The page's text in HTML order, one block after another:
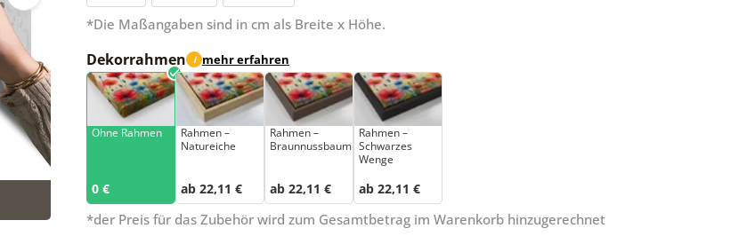
*Die Maßangaben sind in cm als Breite x Höhe.
Dekorrahmen i mehr erfahren
Ohne Rahmen
0 €
Rahmen –
Natureiche
ab 22,11 €
Rahmen –
Braunnussbaum
ab 22,11 €
Rahmen –
Schwarzes
Wenge
ab 22,11 €
*der Preis für das Zubehör wird zum Gesamtbetrag im Warenkorb hinzugerechnet